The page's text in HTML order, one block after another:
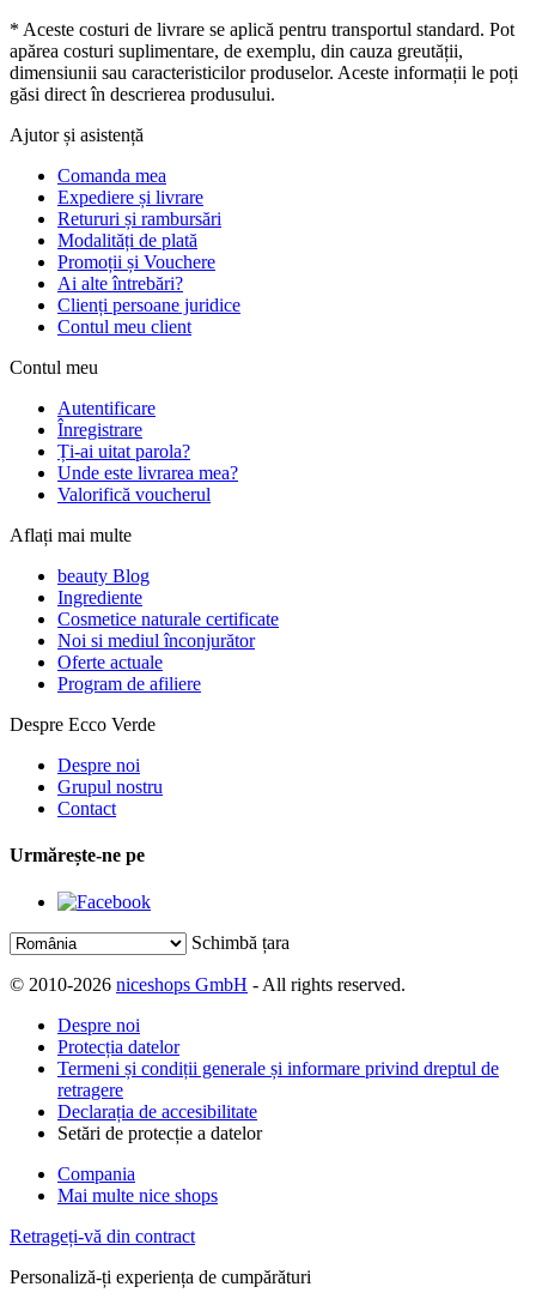
* Aceste costuri de livrare se aplică pentru transportul standard. Pot
apărea costuri suplimentare, de exemplu, din cauza greutății,
dimensiunii sau caracteristicilor produselor. Aceste informații le poți
găsi direct în descrierea produsului.
Ajutor și asistență
Comanda mea
Expediere și livrare
Retururi și rambursări
Modalități de plată
Promoții și Vouchere
Ai alte întrebări?
Clienți persoane juridice
Contul meu client
Contul meu
Autentificare
Înregistrare
Ți-ai uitat parola?
Unde este livrarea mea?
Valorifică voucherul
Aflați mai multe
beauty Blog
Ingrediente
Cosmetice naturale certificate
Noi si mediul înconjurător
Oferte actuale
Program de afiliere
Despre Ecco Verde
Despre noi
Grupul nostru
Contact
Urmărește-ne pe
Schimbă țara
© 2010-2026 niceshops GmbH - All rights reserved.
Despre noi
Protecția datelor
Termeni și condiții generale și informare privind dreptul de
retragere
Declarația de accesibilitate
Setări de protecție a datelor
Compania
Mai multe nice shops
Retrageți-vă din contract
Personaliză-ți experiența de cumpărături